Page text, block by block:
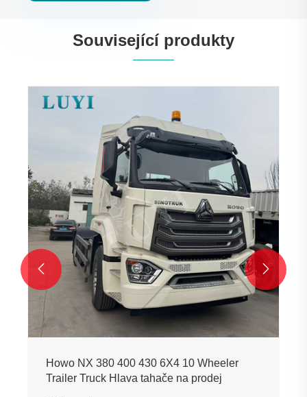
Související produkty
Howo NX 380 400 430 6X4 10 Wheeler
Trailer Truck Hlava tahače na prodej
 